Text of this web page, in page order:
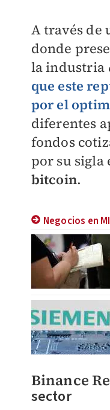
A través de
donde
la industria
que este
por el
diferentes
fondos
por su sigla
bitcoin.
Negocios en
Binance
sector